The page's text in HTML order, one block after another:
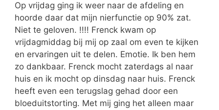
Op vrijdag ging ik weer naar de afdeling en
hoorde daar dat mijn nierfunctie op 90% zat.
Niet te geloven. !!!! Frenck kwam op
vrijdagmiddag bij mij op zaal om even te kijken
en ervaringen uit te delen. Emotie. Ik ben hem
zo dankbaar. Frenck mocht zaterdags al naar
huis en ik mocht op dinsdag naar huis. Frenck
heeft even een terugslag gehad door een
bloeduitstorting. Met mij ging het alleen maar